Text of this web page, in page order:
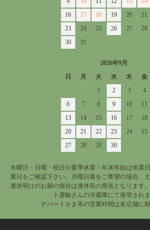
16
17 18 19 20 21
23
24 25 26 27 28
30
31
2026年9月
日
月 火 水 木 金
1
2 3 4
6
7 8 9 10 11
13
14 15 16 17 18
20
21 22 23 24 25
27
28 29 30
水曜日・日曜・祝日や夏季休業・年末年始は休業
業日をご確認下さい。月曜日着をご希望の場合、
連休明けのお届の場合は連休前の発送となります
ト運輸さんの冷蔵庫にて保管され
デパートさま等の営業時間は各店舗に順